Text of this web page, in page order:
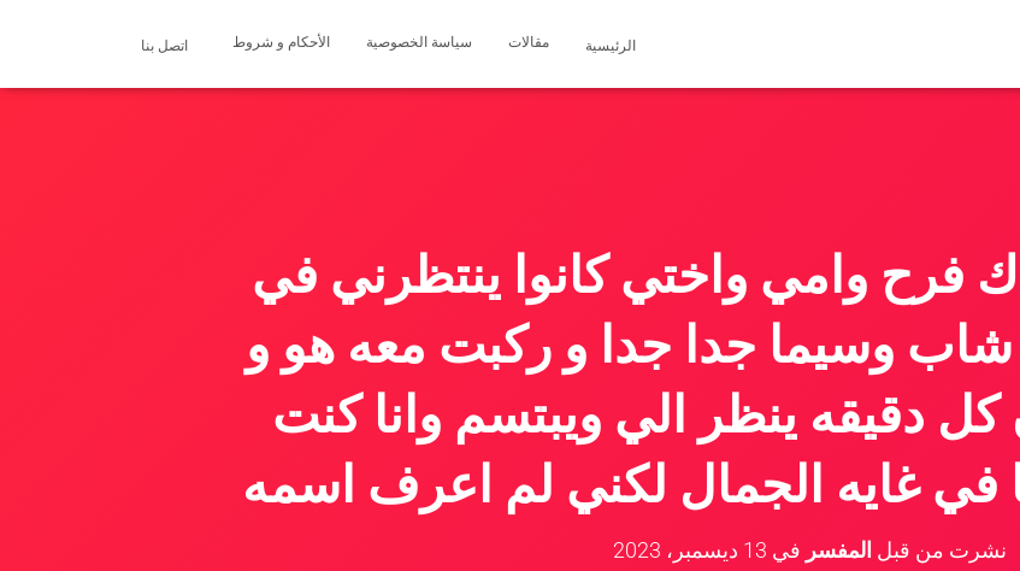
الرئيسية مقالات سياسة الخصوصية الأحكام و شروط اتصل بنا
فرح وامي واختي كانوا ينتظرني في
شاب وسيما جدا جدا و ركبت معه هو و
كل دقيقه ينظر الي ويبتسم وانا كنت
في غايه الجمال لكني لم اعرف اسمه
نشرت من قبل المفسر في 13 ديسمبر، 2023